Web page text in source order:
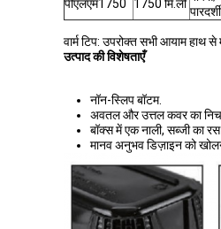
पीएलएम1750 1750 मि.ली
पारदर्शी
वार्म टिप: उपरोक्त सभी आयाम हाथ
उत्पाद की विशेषताएँ
नॉन-स्लिप बॉटम.
अवतल और उत्तल कवर का
बॉक्स में एक नाली, सब्जी का
मानव अनुभव डिज़ाइन को